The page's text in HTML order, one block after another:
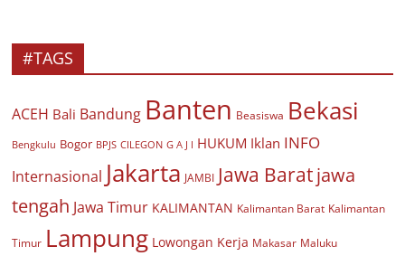
#TAGS
ACEH Bali Bandung Banten Beasiswa Bekasi
Bengkulu Bogor BPJS CILEGON G A J I HUKUM Iklan INFO
Internasional Jakarta JAMBI Jawa Baratjawa
tengah Jawa Timur KALIMANTAN Kalimantan Barat Kalimantan
Timur Lampung Lowongan Kerja Makasar Maluku